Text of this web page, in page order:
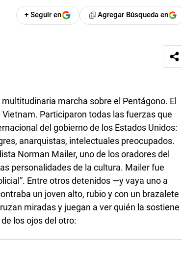
+ Seguir en Agregar Búsqueda en
marcha sobre el Pentágono. El
Participaron todas las fuerzas que
del gobierno de los Estados Unidos:
anarquistas, intelectuales preocupados.
Norman Mailer, uno de los oradores del
personalidades de la cultura. Mailer fue
Entre otros detenidos —y vaya uno a
un joven alto, rubio y con un brazalete
miradas y juegan a ver quién la sostiene
los ojos del otro: